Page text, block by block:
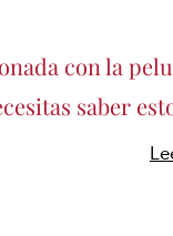
con la
saber